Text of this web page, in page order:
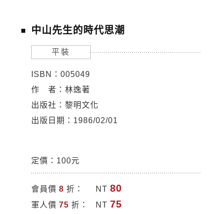
中山先生的時代思潮
平裝
ISBN：005049
作 者：林逸著
出版社：黎明文化
出版日期：1986/02/01
定價：100元
會員價 8 折： NT 80
軍人價 75 折： NT 75